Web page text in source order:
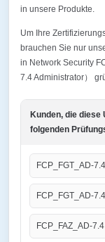
in unsere Produkte.
Um Ihre
brauchen Sie nur
in Network Security
7.4 Administrator）
Kunden, die diese
folgenden
FCP_FGT_AD-7.4
FCP_FGT_AD-
FCP_FAZ_AD-7.4